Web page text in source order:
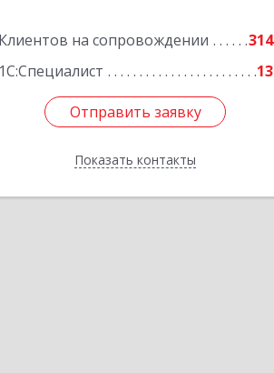
Клиентов на сопровождении
314
1С:Специалист
13
Отправить заявку
Показать контакты
Подробнее
Отправить заявку
Назад